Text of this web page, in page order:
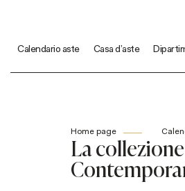
Calendario aste Casa d'aste
Home page
La